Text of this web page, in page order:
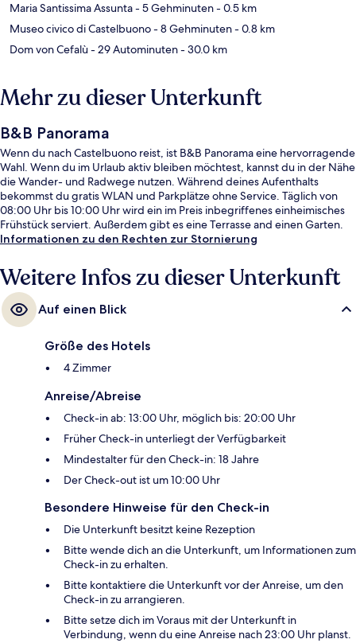
Maria Santissima Assunta- 5 Gehminuten- 0.5 km
Museo civico di Castelbuono- 8 Gehminuten- 0.8 km
Dom von Cefalù- 29 Autominuten- 30.0 km
Mehr zu dieser Unterkunft
B&B Panorama
Wenn du nach Castelbuono reist, ist B&B Panorama eine hervorragende
Wahl. Wenn du im Urlaub aktiv bleiben möchtest, kannst du in der Nähe
die Wander- und Radwege nutzen. Während deines Aufenthalts
bekommst du gratis WLAN und Parkplätze ohne Service. Täglich von
08:00 Uhr bis 10:00 Uhr wird ein im Preis inbegriffenes einheimisches
Frühstück serviert. Außerdem gibt es eine Terrasse and einen Garten.
Informationen zu den Rechten zur Stornierung
Weitere Infos zu dieser Unterkunft
Auf einen Blick
Größe des Hotels
4 Zimmer
Anreise/Abreise
Check-in ab: 13:00 Uhr, möglich bis: 20:00 Uhr
Früher Check-in unterliegt der Verfügbarkeit
Mindestalter für den Check-in: 18 Jahre
Der Check-out ist um 10:00 Uhr
Besondere Hinweise für den Check-in
Die Unterkunft besitzt keine Rezeption
Bitte wende dich an die Unterkunft, um Informationen zum
Check-in zu erhalten.
Bitte kontaktiere die Unterkunft vor der Anreise, um den
Check-in zu arrangieren.
Bitte setze dich im Voraus mit der Unterkunft in
Verbindung, wenn du eine Anreise nach 23:00 Uhr planst.